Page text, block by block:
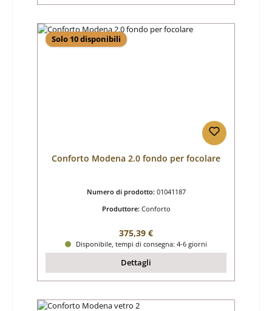
Solo 10 disponibili
Conforto Modena 2.0 fondo per focolare
Numero di prodotto: 01041187
Produttore: Conforto
Prezzo normale:
375,39 €
Disponibile, tempi di consegna: 4-6 giorni
Dettagli